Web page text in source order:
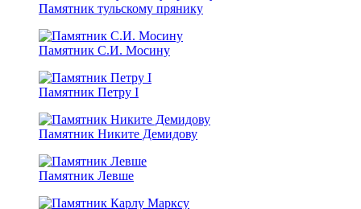
Памятник тульскому прянику
Памятник С.И. Мосину
Памятник Петру I
Памятник Никите Демидову
Памятник Левше